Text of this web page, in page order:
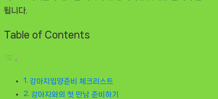
됩니다.
Table of Contents
강아지입양준비 체크리스트
강아지와의 첫 만남 준비하기